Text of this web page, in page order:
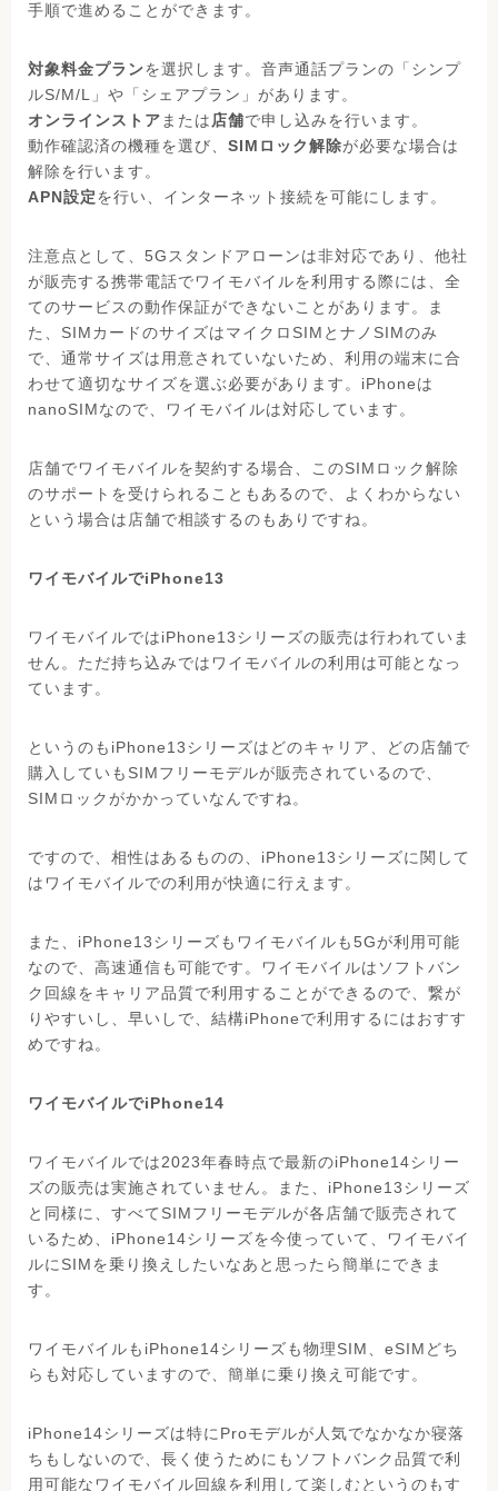
手順で進めることができます。
対象料金プランを選択します。音声通話プランの「シンプ
ルS/M/L」や「シェアプラン」があります。
オンラインストアまたは店舗で申し込みを行います。
動作確認済の機種を選び、 SIMロック解除が必要な場合は
解除を行います。
APN設定を行い、インターネット接続を可能にします。
注意点として、5Gスタンドアローンは非対応であり、他社
が販売する携帯電話でワイモバイルを利用する際には、全
てのサービスの動作保証ができないことがあります。ま
た、SIMカードのサイズはマイクロSIMとナノSIMのみ
で、通常サイズは用意されていないため、利用の端末に合
わせて適切なサイズを選ぶ必要があります。iPhoneは
nanoSIMなので、ワイモバイルは対応しています。
店舗でワイモバイルを契約する場合、このSIMロック解除
のサポートを受けられることもあるので、よくわからない
という場合は店舗で相談するのもありですね。
ワイモバイルでiPhone13
ワイモバイルではiPhone13シリーズの販売は行われていま
せん。ただ持ち込みではワイモバイルの利用は可能となっ
ています。
というのもiPhone13シリーズはどのキャリア、どの店舗で
購入していもSIMフリーモデルが販売されているので、
SIMロックがかかっていなんですね。
ですので、相性はあるものの、iPhone13シリーズに関して
はワイモバイルでの利用が快適に行えます。
また、iPhone13シリーズもワイモバイルも5Gが利用可能
なので、高速通信も可能です。ワイモバイルはソフトバン
ク回線をキャリア品質で利用することができるので、繋が
りやすいし、早いしで、結構iPhoneで利用するにはおすす
めですね。
ワイモバイルでiPhone14
ワイモバイルでは2023年春時点で最新のiPhone14シリー
ズの販売は実施されていません。また、iPhone13シリーズ
と同様に、すべてSIMフリーモデルが各店舗で販売されて
いるため、iPhone14シリーズを今使っていて、ワイモバイ
ルにSIMを乗り換えしたいなあと思ったら簡単にできま
す。
ワイモバイルもiPhone14シリーズも物理SIM、eSIMどち
らも対応していますので、簡単に乗り換え可能です。
iPhone14シリーズは特にProモデルが人気でなかなか寝落
ちもしないので、長く使うためにもソフトバンク品質で利
用可能なワイモバイル回線を利用して楽しむというのもす